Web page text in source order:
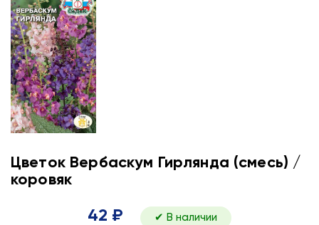
Цветок Вербаскум Гирлянда (смесь) /
коровяк
42 ₽ ✔ В наличии